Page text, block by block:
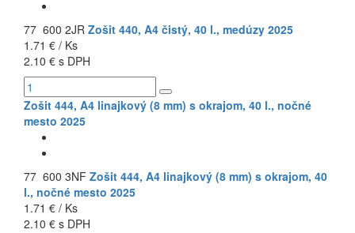
77 600 2JR Zošit 440, A4 čistý, 40 l., medúzy 2025
1.71 € / Ks
2.10 € s DPH
Zošit 444, A4 linajkový (8 mm) s okrajom, 40 l., nočné
mesto 2025
77 600 3NF Zošit 444, A4 linajkový (8 mm) s okrajom, 40
l., nočné mesto 2025
1.71 € / Ks
2.10 € s DPH